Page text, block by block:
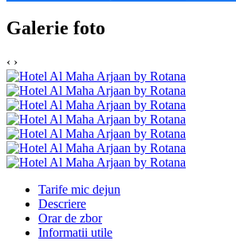
Galerie foto
‹ ›
Tarife mic dejun
Descriere
Orar de zbor
Informatii utile